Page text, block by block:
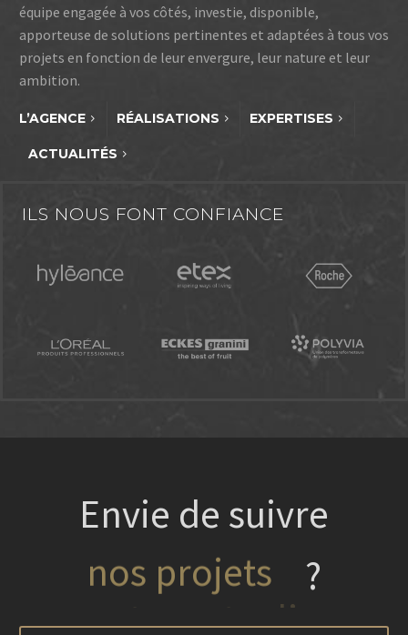
équipe engagée à vos côtés, investie, disponible,
apporteuse de solutions pertinentes et adaptées à tous vos
projets en fonction de leur envergure, leur nature et leur
ambition.
L’AGENCE RÉALISATIONS EXPERTISES
ACTUALITÉS
ILS NOUS FONT CONFIANCE
Envie de suivre
nos projets
?